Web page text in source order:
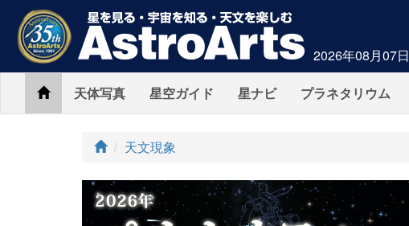
2026年08月07日
Home天体写真 星空ガイド 星ナビ プラネタリウム
ト
プ
天文現象